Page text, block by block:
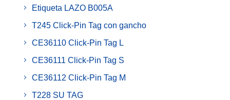
Etiqueta LAZO B005A
T245 Click-Pin Tag con gancho
CE36110 Click-Pin Tag L
CE36111 Click-Pin Tag S
CE36112 Click-Pin Tag M
T228 SU TAG